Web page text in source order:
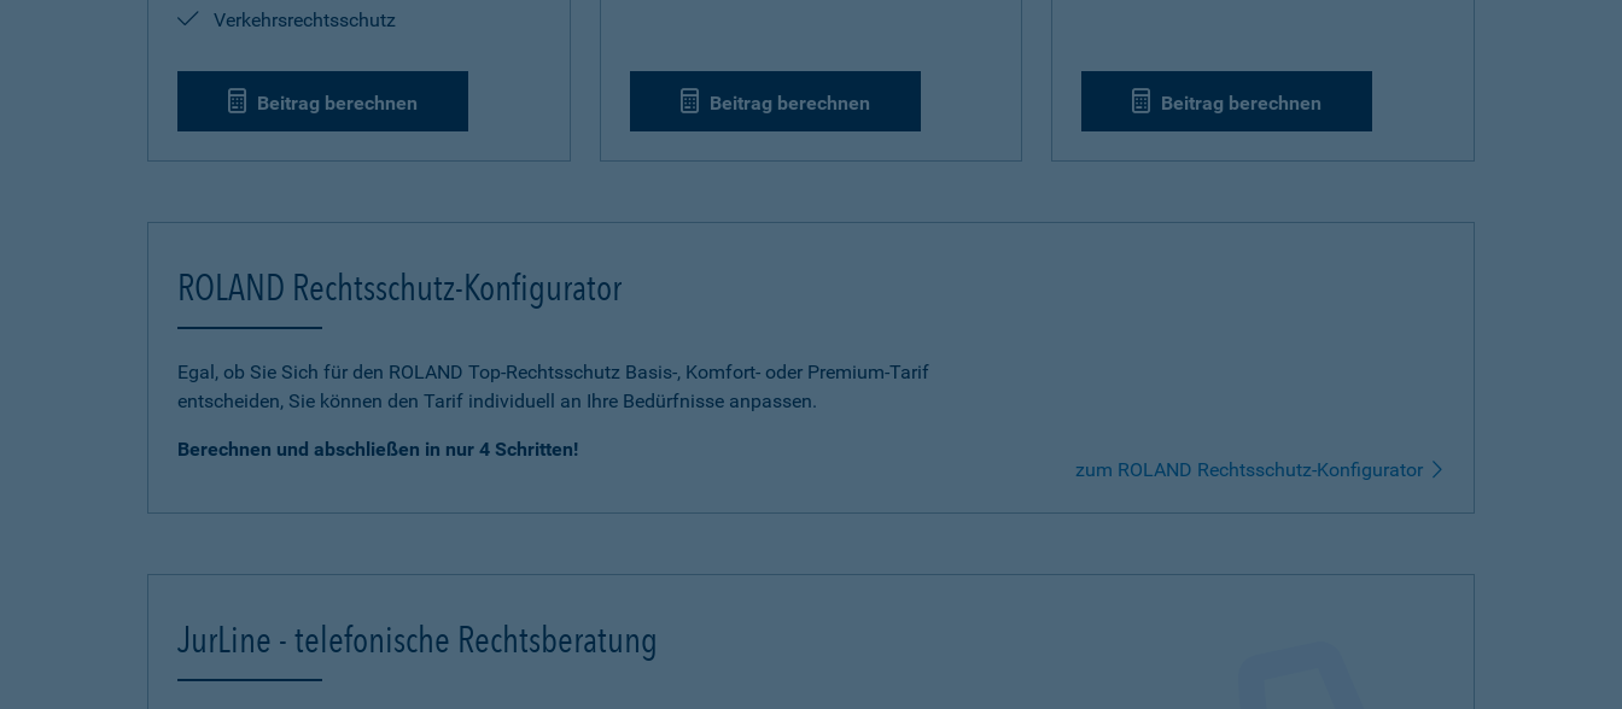
Verkehrsrechtsschutz
Beitrag berechnen Beitrag berechnen Beitrag berechnen
ROLAND Rechtsschutz-Konfigurator
Egal, ob Sie Sich für den ROLAND Top-Rechtsschutz Basis-, Komfort- oder Premium-Tarif
entscheiden, Sie können den Tarif individuell an Ihre Bedürfnisse anpassen.
Berechnen und abschließen in nur 4 Schritten!
zum ROLAND Rechtsschutz-Konfigurator
JurLine - telefonische Rechtsberatung